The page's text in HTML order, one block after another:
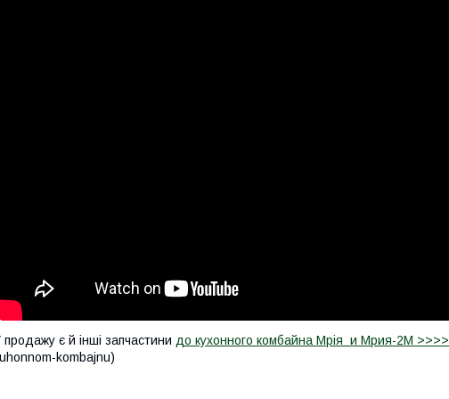
продажу є й інші запчастини до кухонного комбайна Мрія и Мрия-2М >>>>
kombajnu)